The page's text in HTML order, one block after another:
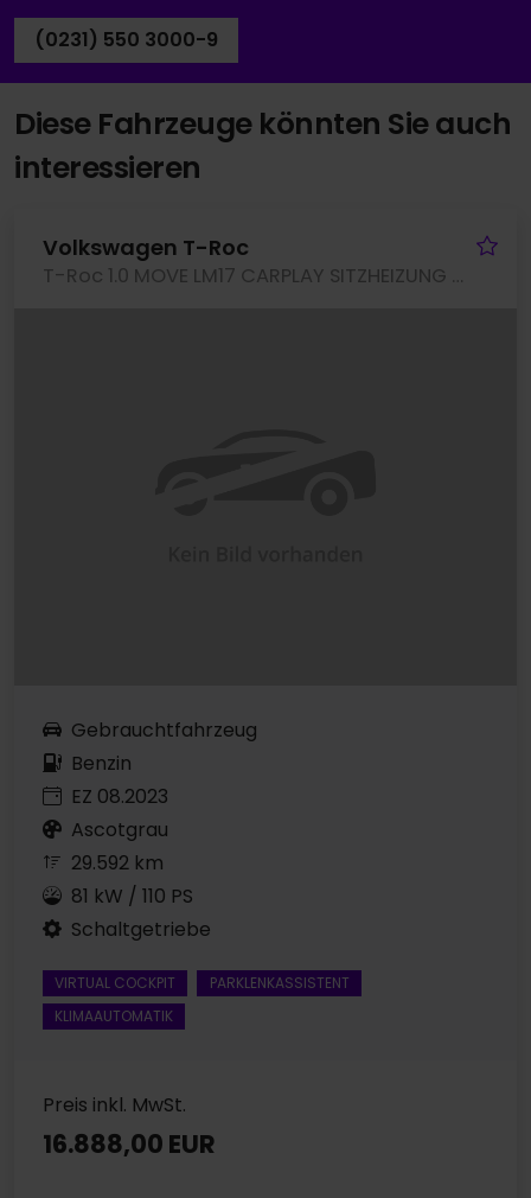
(0231) 550 3000-9
Diese Fahrzeuge könnten Sie auch
interessieren
Volkswagen T-Roc
T-Roc 1.0 MOVE LM17 CARPLAY SITZHEIZUNG LED
Gebrauchtfahrzeug
Benzin
EZ 08.2023
Ascotgrau
29.592 km
81 kW / 110 PS
Schaltgetriebe
VIRTUAL COCKPIT
PARKLENKASSISTENT
KLIMAAUTOMATIK
Preis inkl. MwSt.
16.888,00 EUR